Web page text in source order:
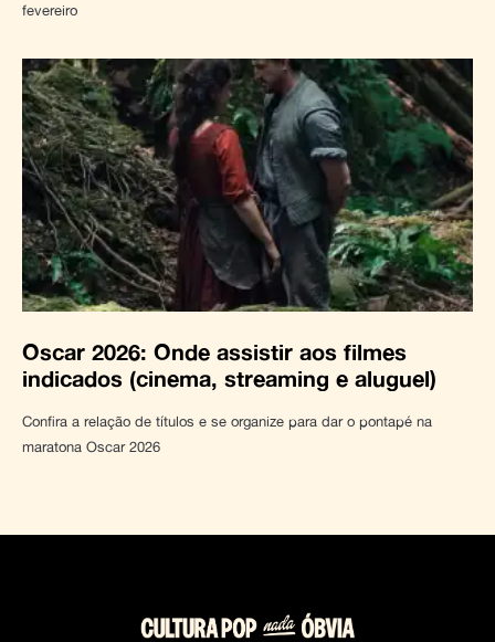
fevereiro
Oscar 2026: Onde assistir aos filmes
indicados (cinema, streaming e aluguel)
Confira a relação de títulos e se organize para dar o pontapé na
maratona Oscar 2026